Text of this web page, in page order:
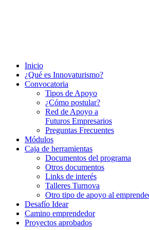
Inicio
¿Qué es Innovaturismo?
Convocatoria
Tipos de Apoyo
¿Cómo postular?
Red de Apoyo a
Futuros Empresarios
Preguntas Frecuentes
Módulos
Caja de herramientas
Documentos del programa
Otros documentos
Links de interés
Talleres Turnova
Otro tipo de apoyo al
Desafío Idear
Camino emprendedor
Proyectos aprobados